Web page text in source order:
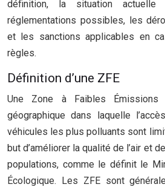
définition, la situation
réglementations possibles, les
et les sanctions applicables en
règles.
Définition d’une ZFE
Une Zone à Faibles
géographique dans laquelle
véhicules les plus polluants sont
but d’améliorer la qualité de l’air et
populations, comme le définit le
Écologique. Les ZFE sont